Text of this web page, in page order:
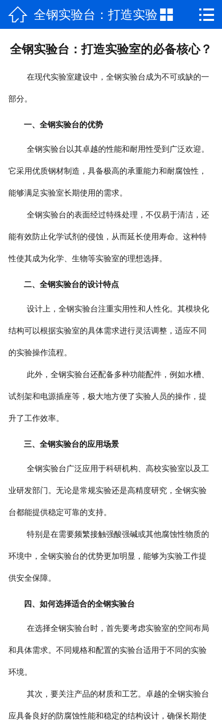
 网站首页
 全钢实验台：打造实验
室的必备核心？
 
全钢实验台：打造实验室的必备核心？
在现代实验室建设中，全钢实验台成为不可或缺的一
部分。
一、全钢实验台的优势
全钢实验台以其卓越的性能和耐用性受到广泛欢迎。
它采用优质钢材制造，具备极高的承重能力和耐腐蚀性，
能够满足实验室长期使用的需求。
全钢实验台的表面经过特殊处理，不仅易于清洁，还
能有效防止化学试剂的侵蚀，从而延长使用寿命。这种特
性使其成为化学、生物等实验室的理想选择。
二、全钢实验台的设计特点
设计上，全钢实验台注重实用性和人性化。其模块化
结构可以根据实验室的具体需求进行灵活调整，适应不同
的实验操作流程。
此外，全钢实验台还配备多种功能配件，例如水槽、
试剂架和电源插座等，极大地方便了实验人员的操作，提
升了工作效率。
三、全钢实验台的应用场景
全钢实验台广泛应用于科研机构、高校实验室以及工
业研发部门。无论是常规实验还是高精度研究，全钢实验
台都能提供稳定可靠的支持。
特别是在需要频繁接触强酸强碱或其他腐蚀性物质的
环境中，全钢实验台的优势更加明显，能够为实验工作提
供安全保障。
四、如何选择适合的全钢实验台
在选择全钢实验台时，首先要考虑实验室的空间布局
和具体需求。不同规格和配置的实验台适用于不同的实验
环境。
其次，要关注产品的材质和工艺。卓越的全钢实验台
应具备良好的防腐蚀性能和稳定的结构设计，确保长期使